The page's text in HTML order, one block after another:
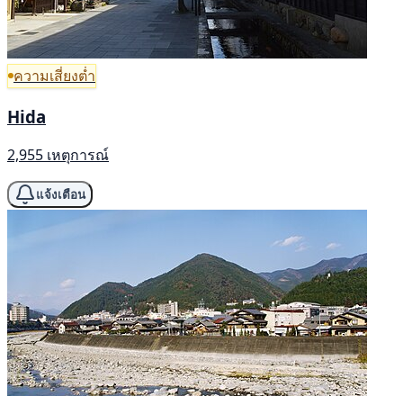
ความเสี่ยงต่ำ
Hida
2,955 เหตุการณ์
แจ้งเตือน